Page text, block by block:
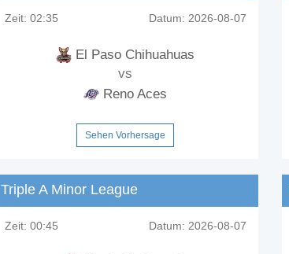
Zeit: 02:35 Datum: 2026-08-07
El Paso Chihuahuas
vs
Reno Aces
Sehen Vorhersage
Triple A Minor League
Zeit: 00:45 Datum: 2026-08-07